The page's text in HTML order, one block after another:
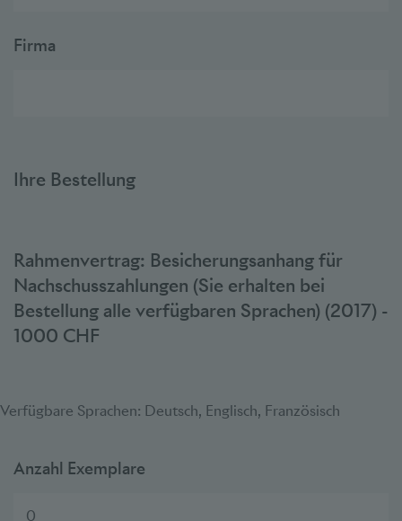
Firma
Ihre Bestellung
Rahmenvertrag: Besicherungsanhang für
Nachschusszahlungen (Sie erhalten bei
Bestellung alle verfügbaren Sprachen) (2017) -
1000 CHF
Verfügbare Sprachen: Deutsch, Englisch, Französisch
Anzahl Exemplare